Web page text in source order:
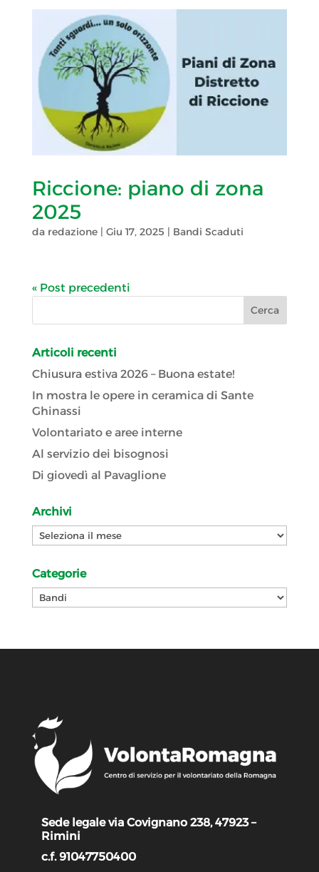
Riccione: piano di zona
2025
da redazione| Giu 17, 2025 | Bandi Scaduti
« Post precedenti
Articoli recenti
Chiusura estiva 2026 – Buona estate!
In mostra le opere in ceramica di Sante
Ghinassi
Volontariato e aree interne
Al servizio dei bisognosi
Di giovedì al Pavaglione
Archivi
Archivi
Categorie
Categorie
Sede legale via Covignano 238, 47923 –
Rimini
c.f. 91047750400